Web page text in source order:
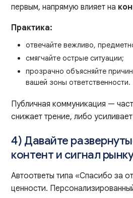
первым, напрямую влияет на
Практика:
отвечайте вежливо,
смягчайте острые ситуации;
прозрачно объясняйте
вашей зоны ответственности.
Публичная коммуникация —
снижает трение, либо
4) Давайте
контент и сигнал
Автоответы типа «Спасибо за
ценности.